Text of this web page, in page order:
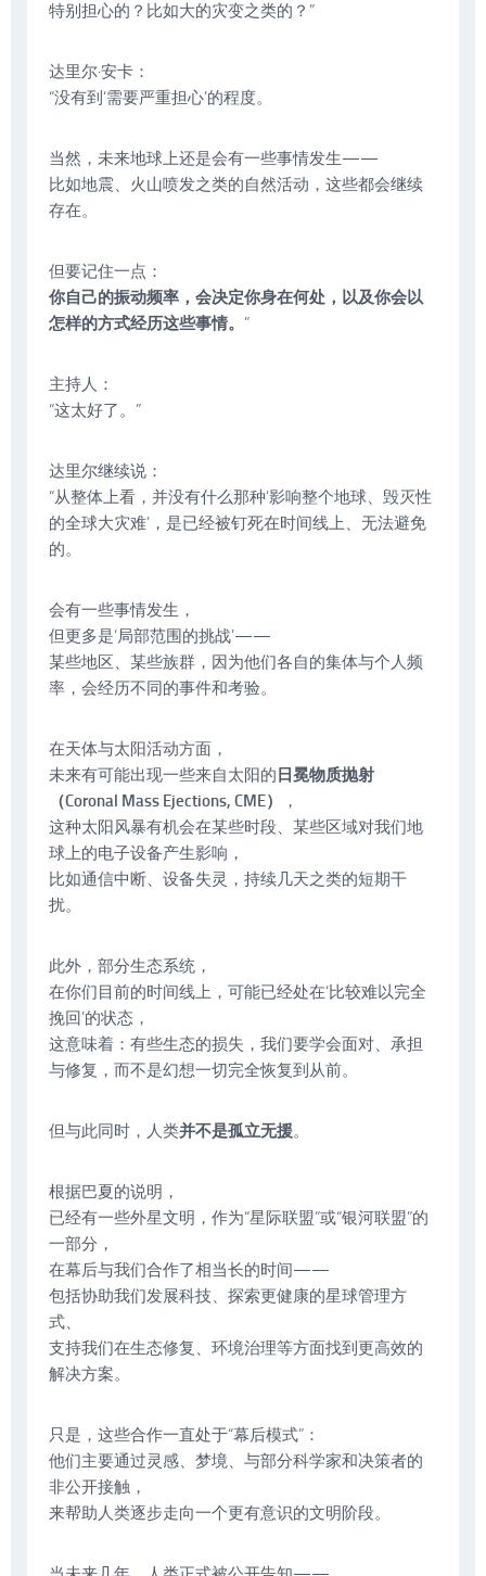
特别担心的？比如大的灾变之类的？”
达里尔·安卡：
“没有到‘需要严重担心’的程度。
当然，未来地球上还是会有一些事情发生——
比如地震、火山喷发之类的自然活动，这些都会继续
存在。
但要记住一点：
你自己的振动频率，会决定你身在何处，以及你会以
怎样的方式经历这些事情。 ”
主持人：
“这太好了。”
达里尔继续说：
“从整体上看，并没有什么那种‘影响整个地球、毁灭性
的全球大灾难’，是已经被钉死在时间线上、无法避免
的。
会有一些事情发生，
但更多是‘局部范围的挑战’——
某些地区、某些族群，因为他们各自的集体与个人频
率，会经历不同的事件和考验。
在天体与太阳活动方面，
未来有可能出现一些来自太阳的 日冕物质抛射
（Coronal Mass Ejections, CME）
，
这种太阳风暴有机会在某些时段、某些区域对我们地
球上的电子设备产生影响，
比如通信中断、设备失灵，持续几天之类的短期干
扰。
此外，部分生态系统，
在你们目前的时间线上，可能已经处在‘比较难以完全
挽回’的状态，
这意味着：有些生态的损失，我们要学会面对、承担
与修复，而不是幻想一切完全恢复到从前。
但与此同时，人类并不是孤立无援。
根据巴夏的说明，
已经有一些外星文明，作为“星际联盟”或“银河联盟”的
一部分，
在幕后与我们合作了相当长的时间——
包括协助我们发展科技、探索更健康的星球管理方
式、
支持我们在生态修复、环境治理等方面找到更高效的
解决方案。
只是，这些合作一直处于“幕后模式”：
他们主要通过灵感、梦境、与部分科学家和决策者的
非公开接触，
来帮助人类逐步走向一个更有意识的文明阶段。